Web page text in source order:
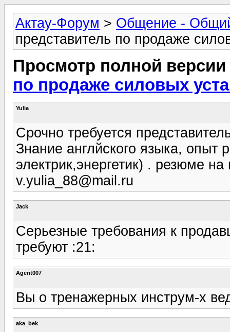
Актау-Форум > Общение -
представитель по продаже
Просмотр полной
по продаже силовых
Yulia
Срочно требуется
Знание англйского языка,
электрик,энергетик) . резюме
v.yulia_88@mail.ru
Jack
Серьезные требования к
требуют :21:
Agent007
Вы о тренажерных инструм-х
aka_bek